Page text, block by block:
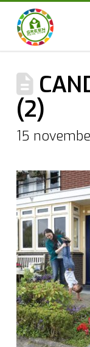
(2)
15